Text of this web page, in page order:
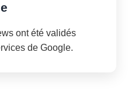
ont été validés
de Google.